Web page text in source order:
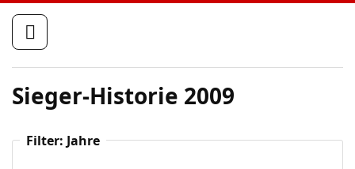
Sieger-Historie 2009
Filter: Jahre